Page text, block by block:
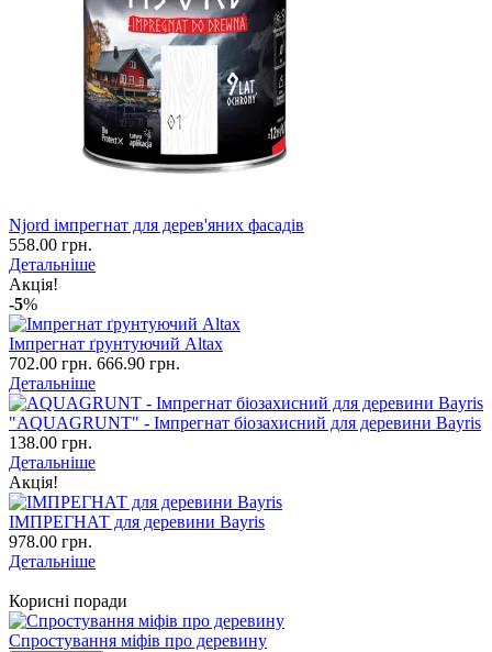
Njord імпрегнат для дерев'яних фасадів
558.00 грн.
Детальніше
Акція!
-5%
Імпрегнат ґрунтуючий Altax
702.00 грн. 666.90 грн.
Детальніше
"AQUAGRUNT" - Імпрегнат біозахисний для деревини Bayris
138.00 грн.
Детальніше
Акція!
ІМПРЕГНАТ для деревини Bayris
978.00 грн.
Детальніше
Корисні поради
Спростування міфів про деревину